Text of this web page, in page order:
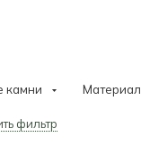
камни Материал
фильтр